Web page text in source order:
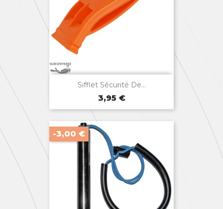
Sifflet Sécurité De...
Prix
3,95 €
Aperçu rapide
-3,00 €